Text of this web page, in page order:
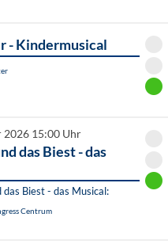
- Kindermusical
2026 15:00 Uhr
das Biest - das
das Biest - das Musical:
Centrum